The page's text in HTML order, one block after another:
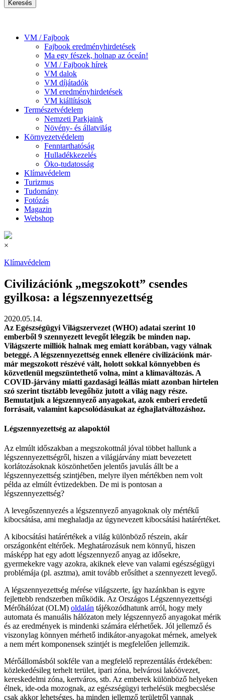
VM / Fajbook
Fajbook eredményhirdetések
Ma egy fészek, holnap az óceán!
VM / Fajbook hírek
VM dalok
VM díjátadók
VM eredményhirdetések
VM kiállítások
Természetvédelem
Nemzeti Parkjaink
Növény- és állatvilág
Környezetvédelem
Fenntarthatóság
Hulladékkezelés
Öko-tudatosság
Klímavédelem
Turizmus
Tudomány
Fotózás
Magazin
Webshop
×
Klímavédelem
Civilizációnk „megszokott” csendes
gyilkosa: a légszennyezettség
2020.05.14.
Az Egészségügyi Világszervezet (WHO) adatai szerint 10
emberből 9 szennyezett levegőt lélegzik be minden nap.
Világszerte milliók halnak meg emiatt korábban, vagy válnak
beteggé. A légszennyezettség ennek ellenére civilizációnk már-
már megszokott részévé vált, holott sokkal könnyebben és
közvetlenül megszüntethető volna, mint a klímaváltozás. A
COVID-járvány miatti gazdasági leállás miatt azonban hirtelen
szó szerint tisztább levegőhöz jutott a világ nagy része.
Bemutatjuk a légszennyező anyagokat, azok emberi eredetű
forrásait, valamint kapcsolódásukat az éghajlatváltozáshoz.
Légszennyezettség az alapoktól
Az elmúlt időszakban a megszokottnál jóval többet hallunk a
légszennyezettségről, hiszen a világjárvány miatt bevezetett
korlátozásoknak köszönhetően jelentős javulás állt be a
légszennyezettség szintjében, melyre ilyen mértékben nem volt
példa az elmúlt évtizedekben. De mi is pontosan a
légszennyezettség?
A levegőszennyezés a légszennyező anyagoknak oly mértékű
kibocsátása, ami meghaladja az úgynevezett kibocsátási határértéket.
A kibocsátási határértékek a világ különböző részein, akár
országonként eltérőek. Meghatározásuk nem könnyű, hiszen
másképp hat egy adott légszennyező anyag az idősekre,
gyermekekre vagy azokra, akiknek eleve van valami egészségügyi
problémája (pl. asztma), amit tovább erősíthet a szennyezett levegő.
A légszennyezettség mérése világszerte, így hazánkban is egyre
fejlettebb rendszerben működik. Az Országos Légszennyezettségi
Mérőhálózat (OLM) oldalán tájékozódhatunk arról, hogy mely
automata és manuális hálózaton mely légszennyező anyagokat mérik
és az eredmények is mindenki számára elérhetőek. Jól jellemző és
viszonylag könnyen mérhető indikátor-anyagokat mérnek, amelyek
a nem mért komponensek szintjét is megfelelően jellemzik.
Mérőállomásból sokféle van a megfelelő reprezentálás érdekében:
közlekedésileg terhelt terület, ipari zóna, belvárosi lakóövezet,
kereskedelmi zóna, kertváros, stb. Az emberek különböző helyeken
élnek, ide-oda mozognak, az egészségügyi terhelésük megbecslése
csak akkor lehetséges, ha minden jellemző területről vannak